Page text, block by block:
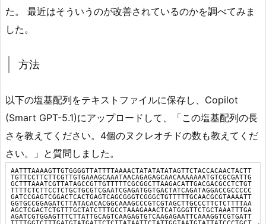
た。 最近はそういうのが改善されているのかを調べてみま
した。
方法
以下の塩基配列をテキストファイルに保存し、Copilot
(Smart GPT-5.1)にアップロードして、「この塩基配列の長
さを教えてください。4個のヌクレオチドの数も教えてくだ
さい。」と質問しました。